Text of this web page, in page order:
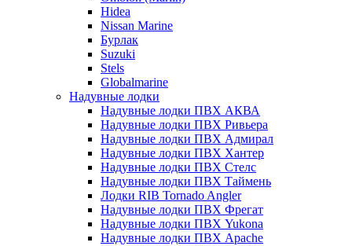
Hidea
Nissan Marine
Бурлак
Suzuki
Stels
Globalmarine
Надувные лодки
Надувные лодки ПВХ АКВА
Надувные лодки ПВХ Ривьера
Надувные лодки ПВХ Адмирал
Надувные лодки ПВХ Хантер
Надувные лодки ПВХ Стелс
Надувные лодки ПВХ Таймень
Лодки RIB Tornado Angler
Надувные лодки ПВХ Фрегат
Надувные лодки ПВХ Yukona
Надувные лодки ПВХ Apache